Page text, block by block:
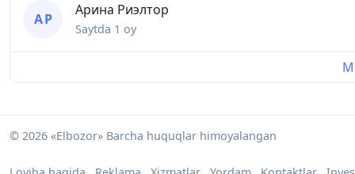
А Р
Арина Риэлтор
Saytda 1 oy
© 2026 «Elbozor» Barcha huquqlar himoyalangan